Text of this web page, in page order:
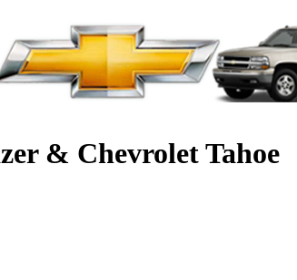
& Chevrolet Tahoe